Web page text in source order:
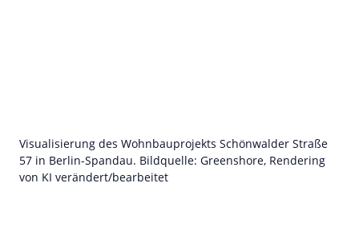
Visualisierung des Wohnbauprojekts Schönwalder Straße
57 in Berlin-Spandau. Bildquelle: Greenshore, Rendering
von KI verändert/bearbeitet